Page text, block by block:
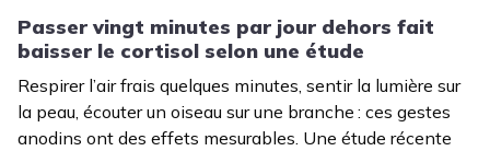
Passer vingt minutes par jour dehors fait
baisser le cortisol selon une étude
Respirer l’air frais quelques minutes, sentir la lumière sur
la peau, écouter un oiseau sur une branche : ces gestes
anodins ont des effets mesurables. Une étude récente